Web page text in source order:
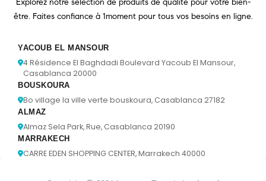
être. Faites confiance à 1moment pour tous vos besoins en ligne.
YACOUB EL MANSOUR
4 Résidence El Baghdadi Boulevard Yacoub El Mansour,
Casablanca 20000
BOUSKOURA
Bo village la ville verte bouskoura, Casablanca 27182
ALMAZ
Almaz Sela Park, Rue, Casablanca 20190
MARRAKECH
CARRE EDEN SHOPPING CENTER, Marrakech 40000